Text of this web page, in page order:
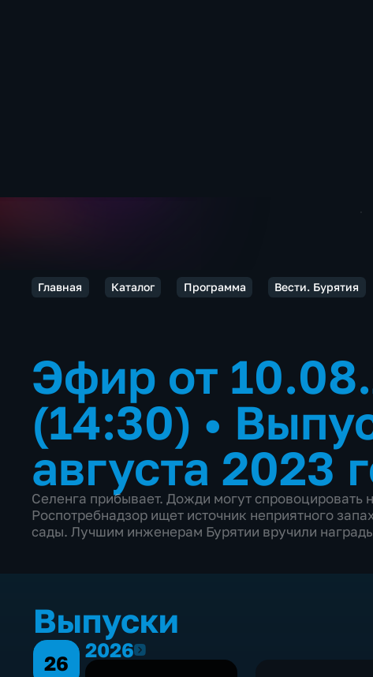
Главная Каталог Программа Вести. Бурятия
Эфир от
(14:30) •
августа 2023
Селенга прибывает. Дожди могут
Роспотребнадзор ищет источник неприятного
сады. Лучшим инженерам Бурятии вручили
Выпуски
26
20262026